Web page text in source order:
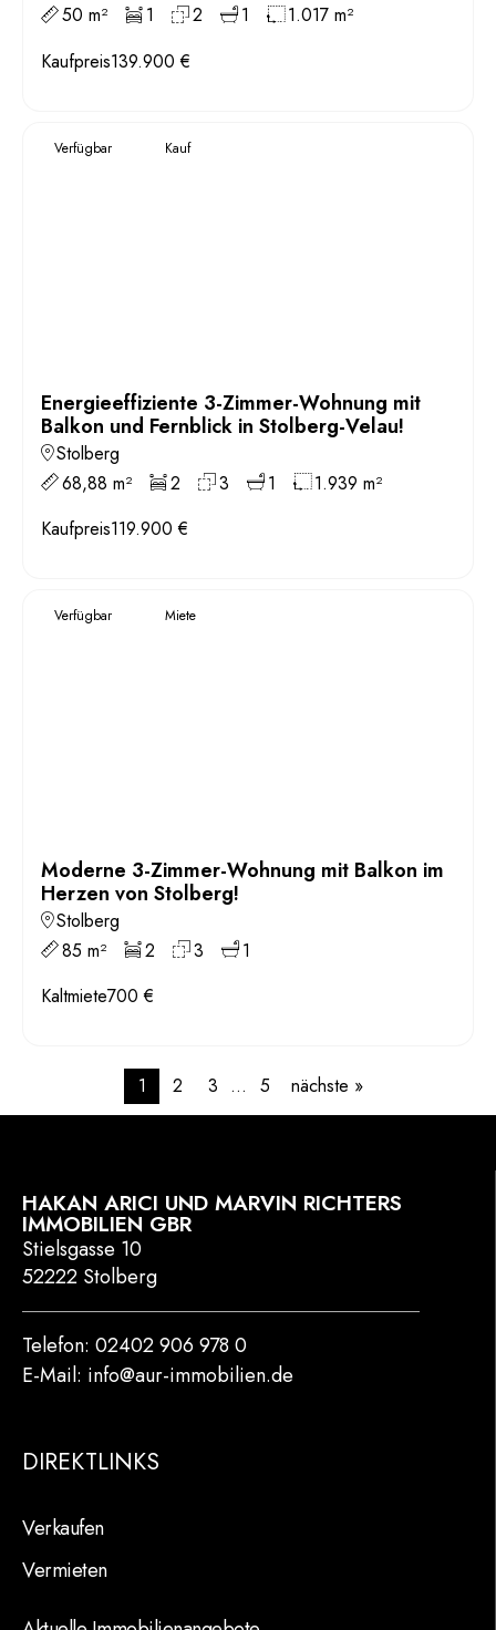
50 m²
1 2 1
1.017 m²
Kaufpreis139.900 €
Verfügbar Kauf
Energieeffiziente 3-Zimmer-Wohnung mit
Balkon und Fernblick in Stolberg-Velau!
Stolberg
68,88 m²
2 3 1
1.939 m²
Kaufpreis119.900 €
Verfügbar Miete
Moderne 3-Zimmer-Wohnung mit Balkon im
Herzen von Stolberg!
Stolberg
85 m²
2 3
1
Kaltmiete700 €
1 2 3 … 5 nächste »
HAKAN ARICI UND MARVIN RICHTERS
IMMOBILIEN GBR
Stielsgasse 10
52222 Stolberg
Telefon: 02402 906 978 0
E-Mail: info@aur-immobilien.de
DIREKTLINKS
Verkaufen
Vermieten